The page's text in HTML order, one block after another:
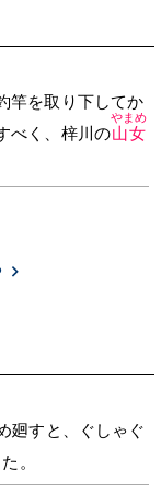
竿を取り下してか
べく、梓川の山女
やまめ
廻すと、ぐしゃぐ
。